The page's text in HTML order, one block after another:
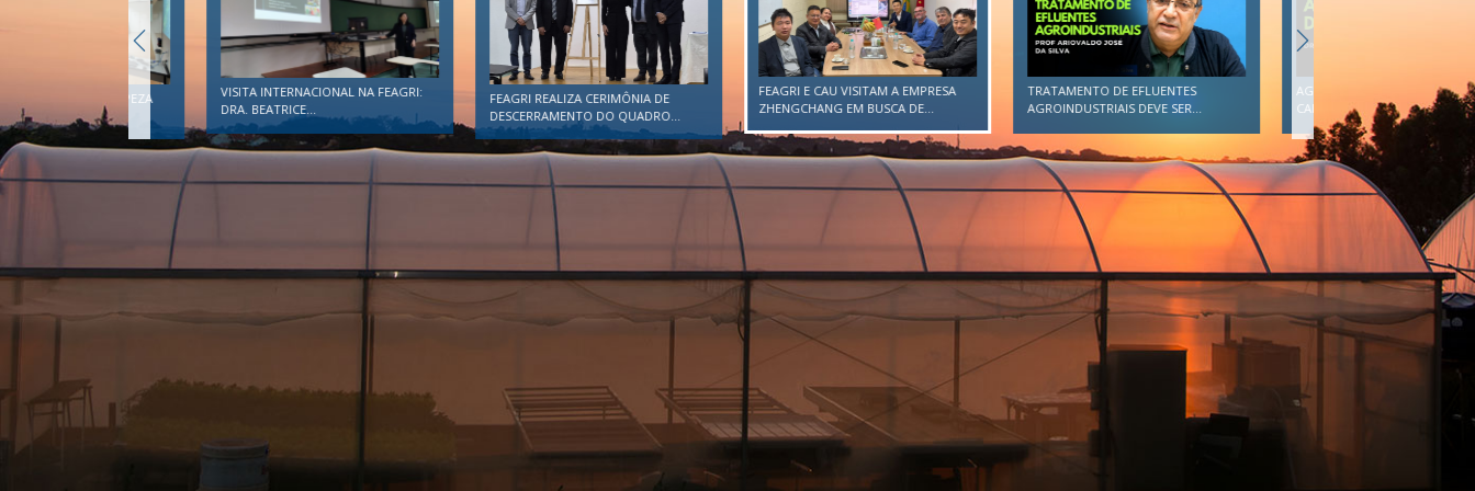
OFICINA DE LIMPEZA
CAMPANHA...
VISITA INTERNACIONAL NA FEAGRI:
DRA. BEATRICE...
FEAGRI REALIZA CERIMÔNIA DE
DESCERRAMENTO DO QUADRO...
FEAGRI E CAU VISITAM A EMPRESA
ZHENGCHANG EM BUSCA DE...
TRATAMENTO DE EFLUENTES
AGROINDUSTRIAIS DEVE SER...
AGRICULTURA DE PRECISÃO: O
CAMINHO PARA CONCILIAR...